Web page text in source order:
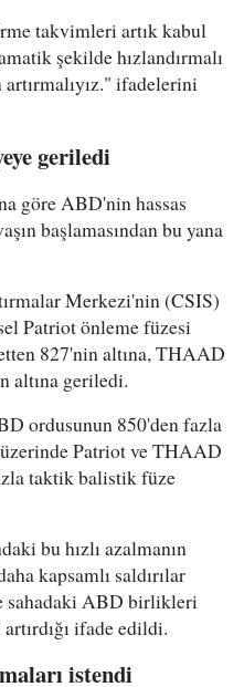
takvimleri artık kabul
şekilde hızlandırmalı
ifadelerini
geriledi
göre ABD'nin hassas
başlamasından bu yana
Merkezi'nin (CSIS)
Patriot önleme füzesi
827'nin altına, THAAD
altına geriledi.
ordusunun 850'den fazla
Patriot ve THAAD
taktik balistik füze
bu hızlı azalmanın
kapsamlı saldırılar
sahadaki ABD birlikleri
ifade edildi.
istendi